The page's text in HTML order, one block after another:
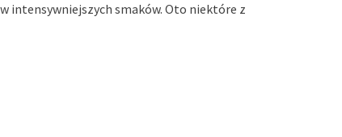
intensywniejszych smaków. Oto niektóre z